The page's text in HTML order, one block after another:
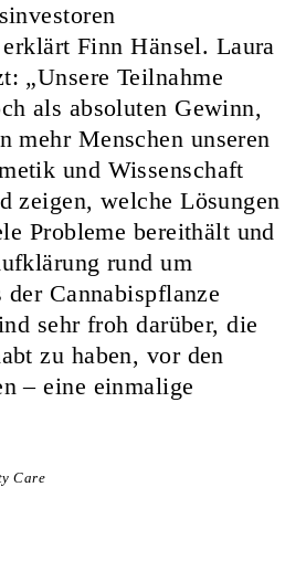
Finn Hänsel. Laura
„Unsere Teilnahme
als absoluten Gewinn,
mehr Menschen unseren
und Wissenschaft
zeigen, welche Lösungen
Probleme bereithält und
rund um
Cannabispflanze
sehr froh darüber, die
zu haben, vor den
– eine einmalige
Care